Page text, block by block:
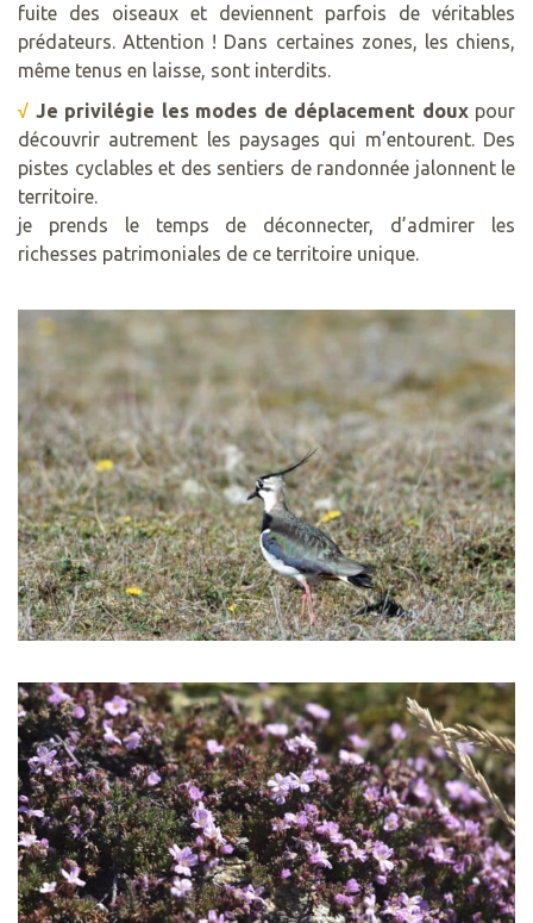
fuite des oiseaux et deviennent parfois de véritables
prédateurs. Attention ! Dans certaines zones, les chiens,
même tenus en laisse, sont interdits.
√ Je privilégie les modes de déplacement douxpour
découvrir autrement les paysages qui m’entourent. Des
pistes cyclables et des sentiers de randonnée jalonnent le
territoire.
je prends le temps de déconnecter, d’admirer les
richesses patrimoniales de ce territoire unique.